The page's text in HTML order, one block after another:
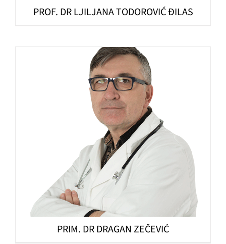
PROF. DR LJILJANA TODOROVIĆ ĐILAS
PRIM. DR DRAGAN ZEČEVIĆ